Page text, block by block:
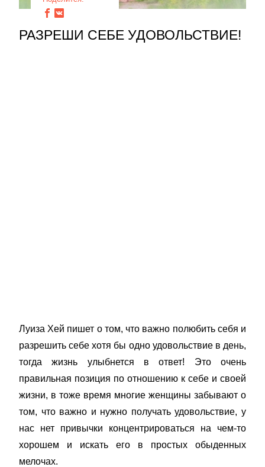
РАЗРЕШИ СЕБЕ УДОВОЛЬСТВИЕ!
Луиза Хей пишет о том, что важно полюбить себя и
разрешить себе хотя бы одно удовольствие в день,
тогда жизнь улыбнется в ответ! Это очень
правильная позиция по отношению к себе и своей
жизни, в тоже время многие женщины забывают о
том, что важно и нужно получать удовольствие, у
нас нет привычки концентрироваться на чем-то
хорошем и искать его в простых обыденных
мелочах.